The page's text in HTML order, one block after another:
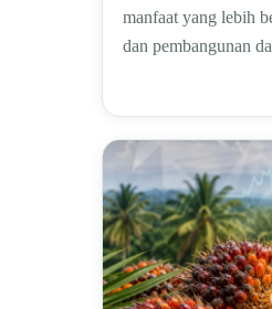
manfaat yang lebih
dan pembangunan